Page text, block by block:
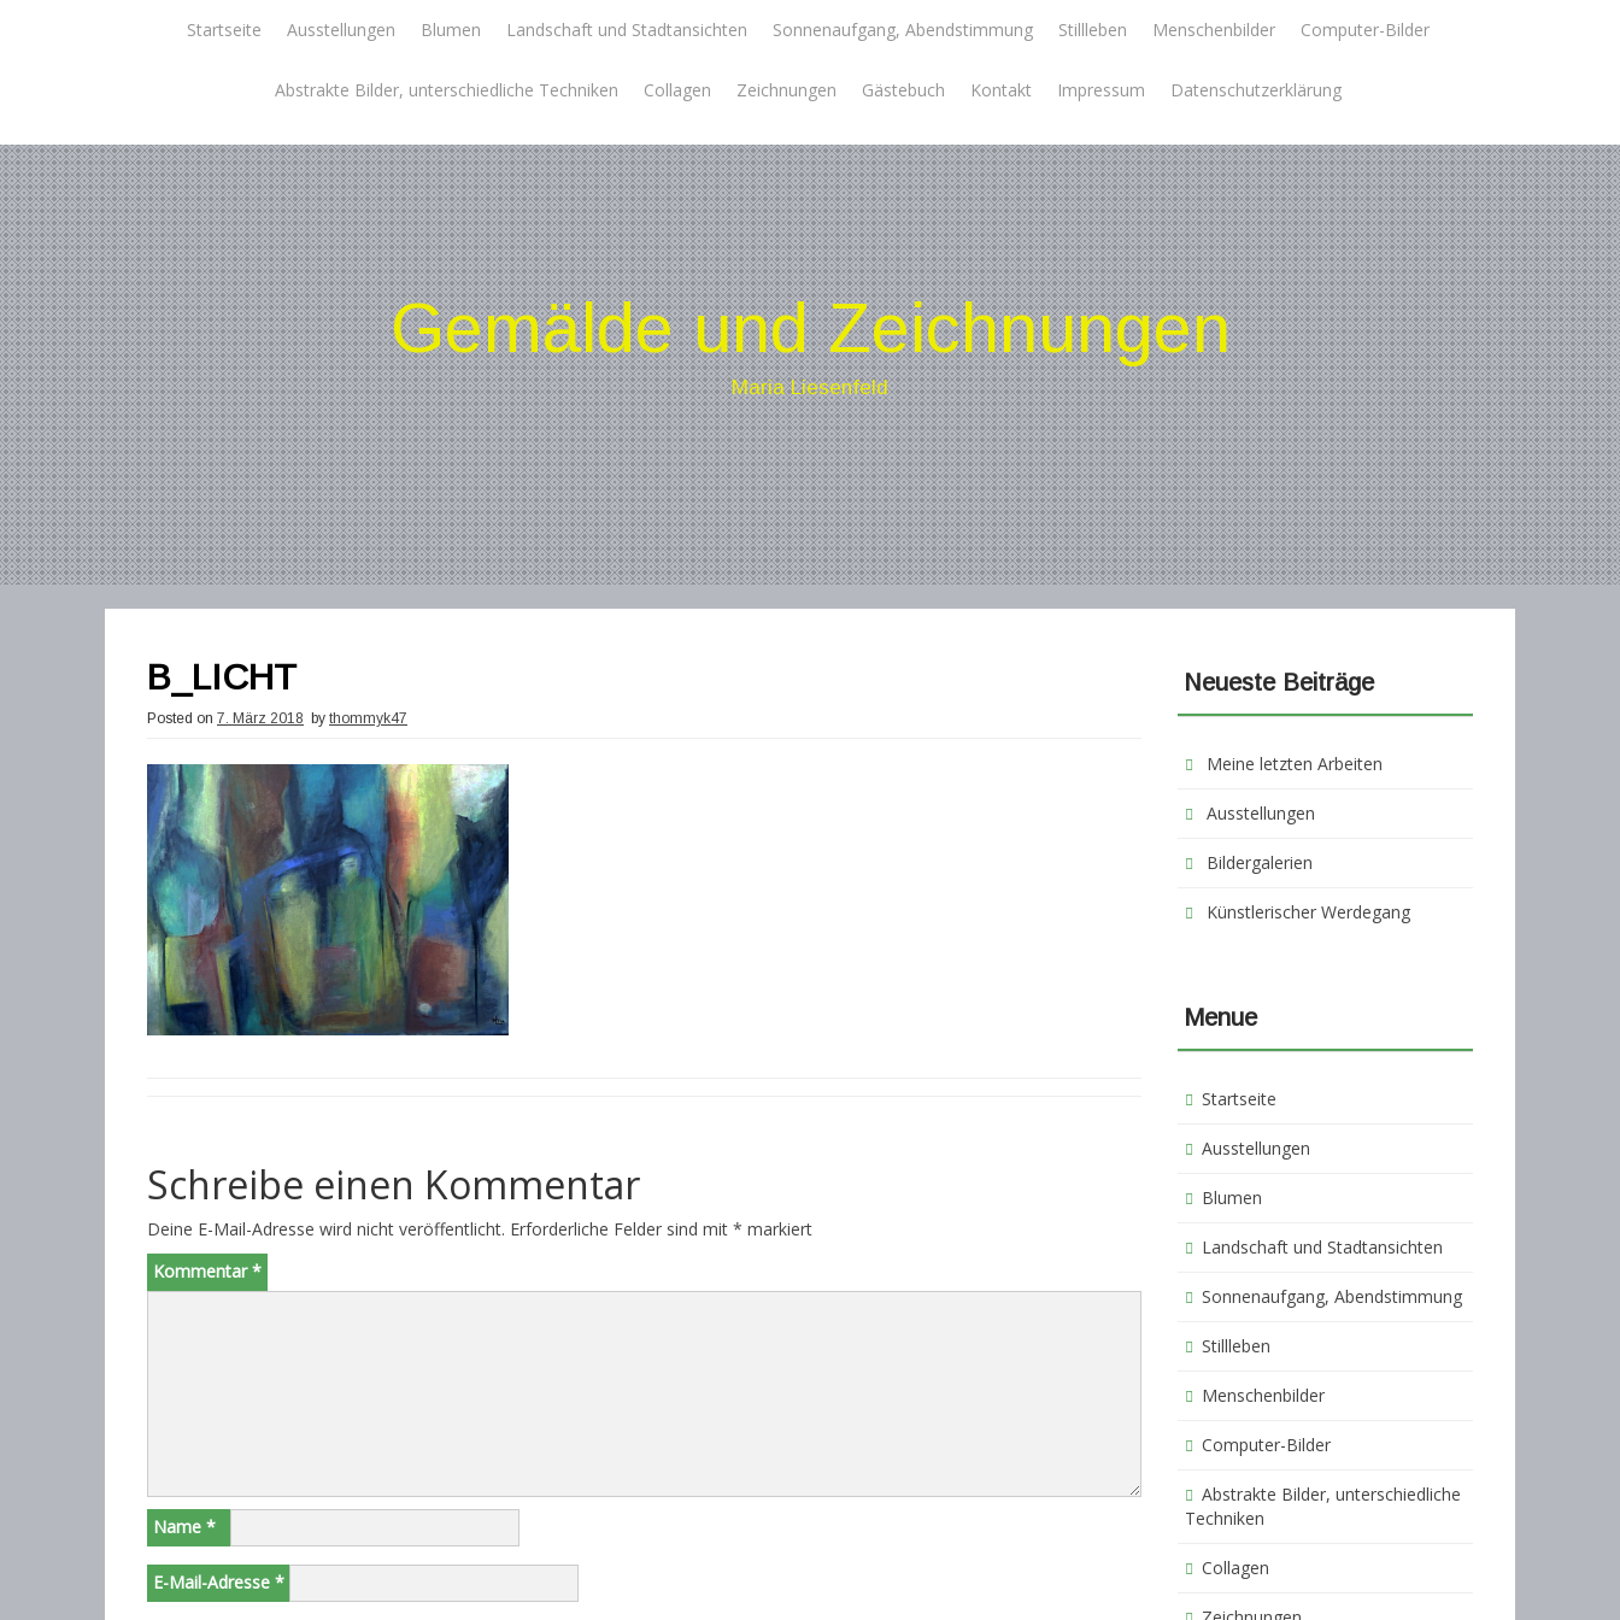
Startseite Ausstellungen Blumen Landschaft und Stadtansichten Sonnenaufgang, Abendstimmung Stillleben Menschenbilder Computer-Bilder
Abstrakte Bilder, unterschiedliche Techniken Collagen Zeichnungen Gästebuch Kontakt Impressum Datenschutzerklärung
Gemälde und Zeichnungen
Maria Liesenfeld
B_LICHT
Posted on 7. März 2018 by thommyk47
Schreibe einen Kommentar
Deine E-Mail-Adresse wird nicht veröffentlicht. Erforderliche Felder sind mit * markiert
Kommentar*
Name *
E-Mail-Adresse *
Neueste Beiträge
Meine letzten Arbeiten
Ausstellungen
Bildergalerien
Künstlerischer Werdegang
Menue
Startseite
Ausstellungen
Blumen
Landschaft und Stadtansichten
Sonnenaufgang, Abendstimmung
Stillleben
Menschenbilder
Computer-Bilder
Abstrakte Bilder, unterschiedliche
Techniken
Collagen